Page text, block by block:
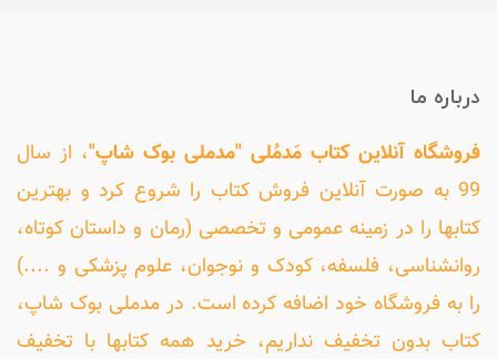
درباره ما
فروشگاه آنلاین کتاب مَدمُلی "مدملی بوک شاپ"، از سال
99 به صورت آنلاین فروش کتاب را شروع کرد و بهترین
کتابها را در زمینه عمومی و تخصصی (رمان و داستان کوتاه،
روانشناسی، فلسفه، کودک و نوجوان، علوم پزشکی و ....)
را به فروشگاه خود اضافه کرده است. در مدملی بوک شاپ،
کتاب بدون تخفیف نداریم، خرید همه کتابها با تخفیف